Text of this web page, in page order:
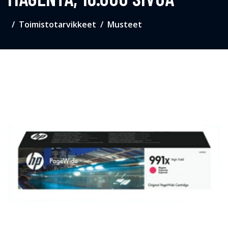
Toimistotarvikkeet Musteet